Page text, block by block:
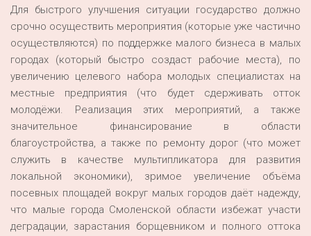
Для быстрого улучшения ситуации государство должно
срочно осуществить мероприятия (которые уже частично
осуществляются) по поддержке малого бизнеса в малых
городах (который быстро создаст рабочие места), по
увеличению целевого набора молодых специалистах на
местные предприятия (что будет сдерживать отток
молодёжи. Реализация этих мероприятий, а также
значительное финансирование в области
благоустройства, а также по ремонту дорог (что может
служить в качестве мультипликатора для развития
локальной экономики), зримое увеличение объёма
посевных площадей вокруг малых городов даёт надежду,
что малые города Смоленской области избежат участи
деградации, зарастания борщевником и полного оттока